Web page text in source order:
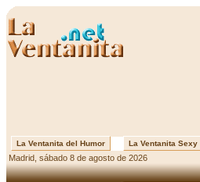
La Ventanita del Humor La Ventanita Sexy
Madrid, sábado 8 de agosto de 2026